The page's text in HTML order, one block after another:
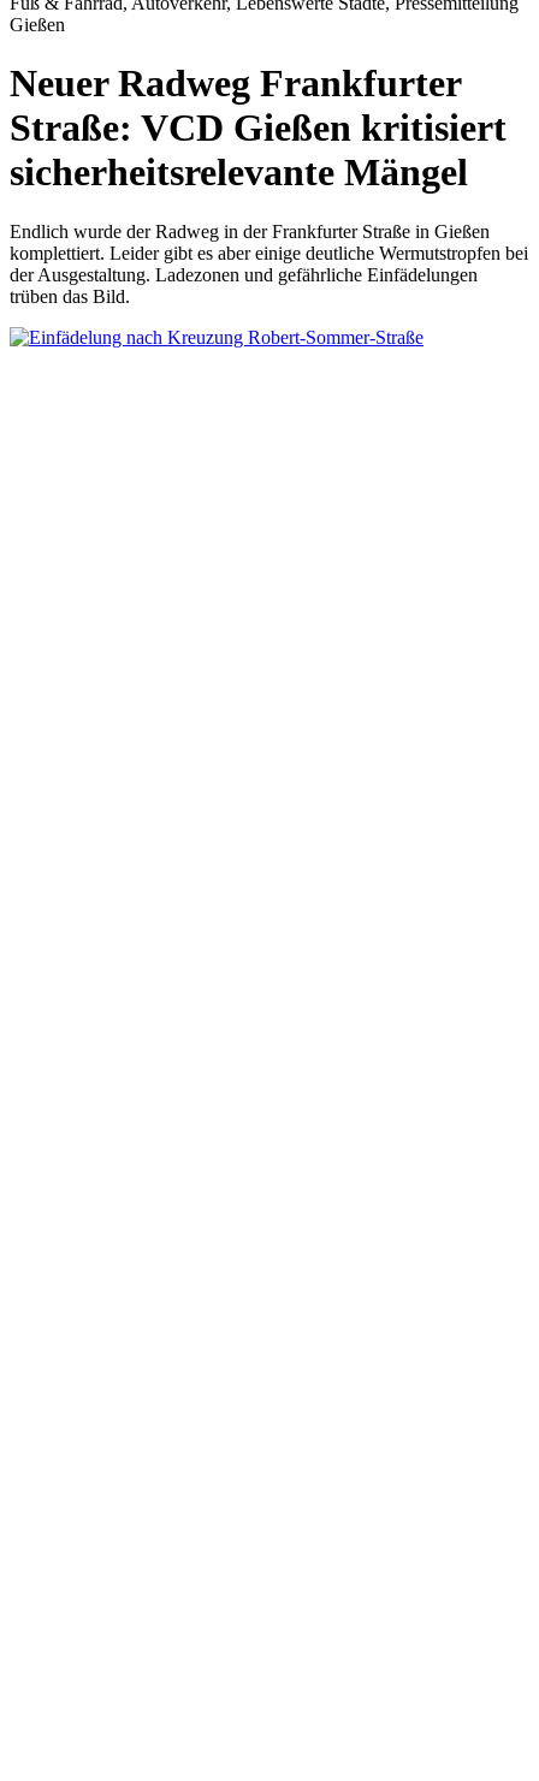
Gießen
Neuer Radweg Frankfurter
Straße: VCD Gießen kritisiert
sicherheitsrelevante Mängel
Endlich wurde der Radweg in der Frankfurter Straße in Gießen
komplettiert. Leider gibt es aber einige deutliche Wermutstropfen bei
der Ausgestaltung. Ladezonen und gefährliche Einfädelungen
trüben das Bild.